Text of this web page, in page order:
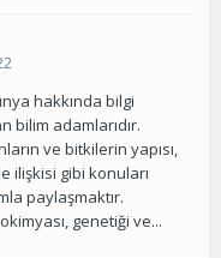
hakkında bilgi
bilim adamlarıdır.
ve bitkilerin yapısı,
ilişkisi gibi konuları
paylaşmaktır.
genetiği ve...